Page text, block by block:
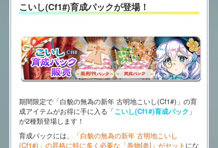
こいし(Cf1#)育成パックが登場！
期間限定で「白貌の無為の新年 古明地こいし(Cf1#)」の育
成アイテムがお得に手に入る「こいし(Cf1#)育成パック 」
が2種類登場します！
育成パックには、
「白貌の無為の新年 古明地こいし
(Cf1#)」の昇格に特に多く必要な「巻物[参]」がセット にな